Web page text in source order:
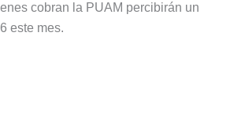
cobran la PUAM percibirán un
este mes.